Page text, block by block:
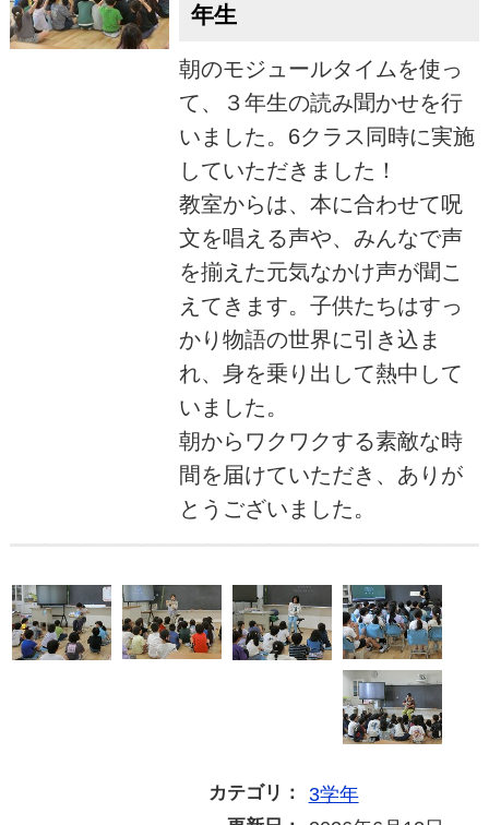
年生
朝のモジュールタイムを使っ
て、３年生の読み聞かせを行
いました。6クラス同時に実施
していただきました！
教室からは、本に合わせて呪
文を唱える声や、みんなで声
を揃えた元気なかけ声が聞こ
えてきます。子供たちはすっ
かり物語の世界に引き込ま
れ、身を乗り出して熱中して
いました。
朝からワクワクする素敵な時
間を届けていただき、ありが
とうございました。
カテゴリ： 3学年